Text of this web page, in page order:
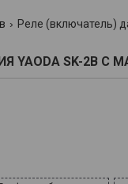
YAODA SK-2B С